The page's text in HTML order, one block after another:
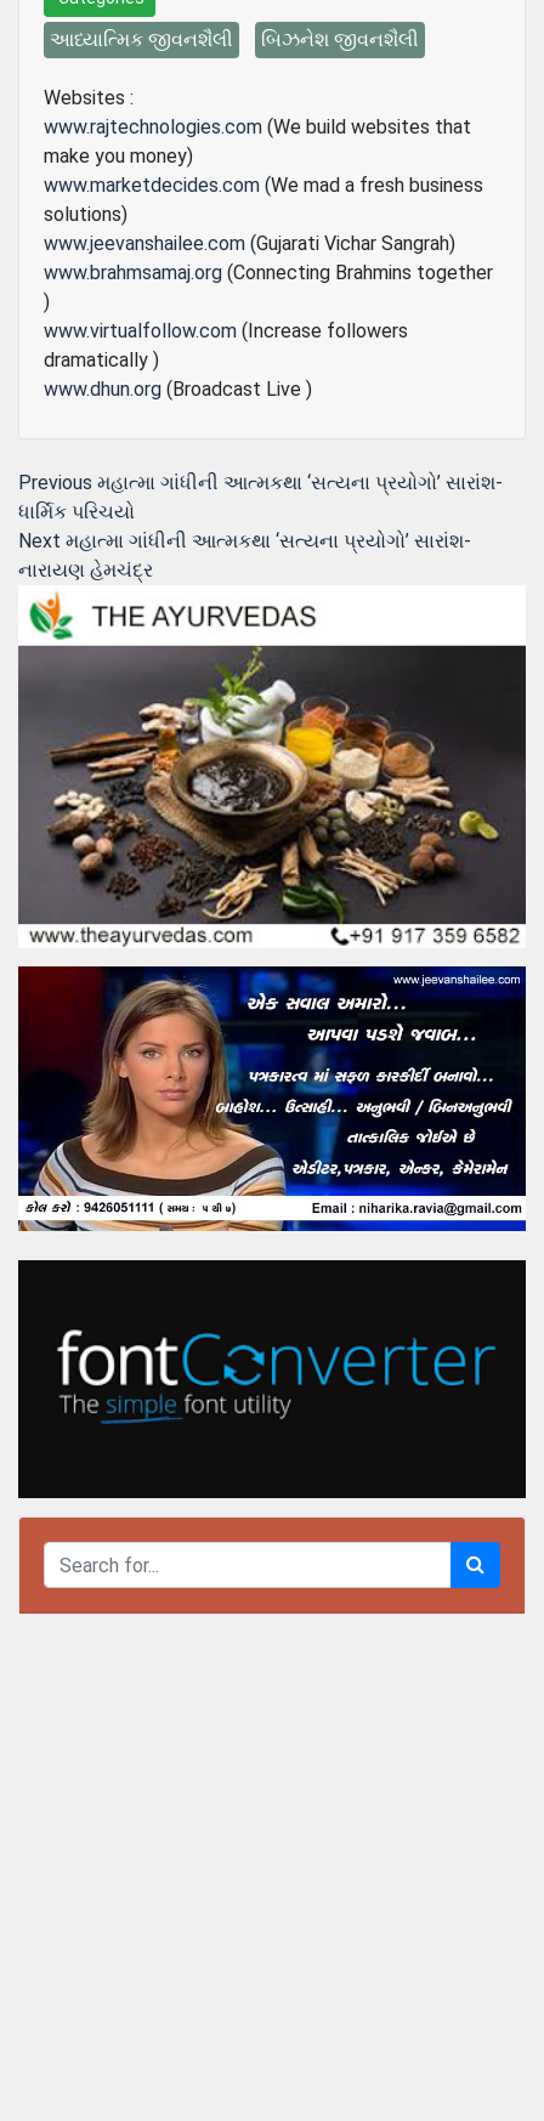
આધ્યાત્મિક જીવનશૈલી બિઝનેશ જીવનશૈલી
Websites :
www.rajtechnologies.com (We build websites that
make you money)
www.marketdecides.com (We mad a fresh business
solutions)
www.jeevanshailee.com (Gujarati Vichar Sangrah)
www.brahmsamaj.org (Connecting Brahmins together
)
www.virtualfollow.com (Increase followers
dramatically )
www.dhun.org (Broadcast Live )
Post
navigation
Previous Previous
post:
મહાત્મા ગાંધીની આત્મકથા ‘સત્યના પ્રયોગો’ સારાંશ-
ધાર્મિક પરિચયો
Next Next
post:
મહાત્મા ગાંધીની આત્મકથા ‘સત્યના પ્રયોગો’ સારાંશ-
નારાયણ હેમચંદ્ર